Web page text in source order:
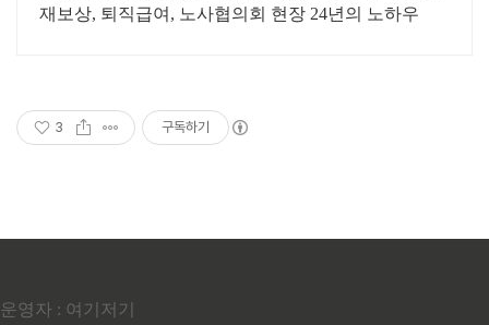
재보상, 퇴직급여, 노사협의회 현장 24년의 노하우
3 구독하기
운영자 : 여기저기